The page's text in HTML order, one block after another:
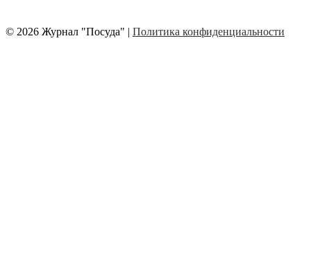
© 2026 Журнал "Посуда" | Политика конфиденциальности